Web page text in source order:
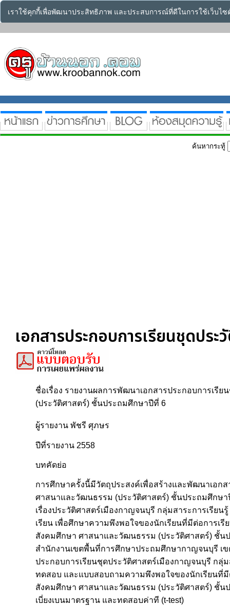
เราใช้คุกกี้เพื่อพัฒนาประสิทธิภาพ และประสบการณ์ที่ดีในการใช้เว็บไ
ค้นหากระทู้
เอกสารประกอบการเรียนชุดป
ชื่อเรื่อง รายงานผลการพัฒนาเอกสารประกอบการเรี
(ประวัติศาสตร์) ชั้นประถมศึกษาปีที่ 6
ผู้รายงาน พัชรี ศุภษร
ปีที่รายงาน 2558
บทคัดย่อ
การศึกษาครั้งนี้มีวัตถุประสงค์เพื่อสร้างและพัฒนาเอก
ศาสนาและวัฒนธรรม (ประวัติศาสตร์) ชั้นประถมศึกษา
เรื่องประวัติศาสตร์เมืองกาญจนบุรี กลุ่มสาระการเรี
เรียน เพื่อศึกษาความพึงพอใจของนักเรียนที่มีต่อการเ
สังคมศึกษา ศาสนาและวัฒนธรรม (ประวัติศาสตร์) ชั้น
สำนักงานเขตพื้นที่การศึกษาประถมศึกษากาญจนบุรี เข
ประกอบการเรียนชุดประวัติศาสตร์เมืองกาญจนบุรี ก
ทดสอบ และแบบสอบถามความพึงพอใจของนักเรียนที่มี
สังคมศึกษา ศาสนาและวัฒนธรรม (ประวัติศาสตร์) ชั้น
เบี่ยงเบนมาตรฐาน และทดสอบค่าที (t-test)